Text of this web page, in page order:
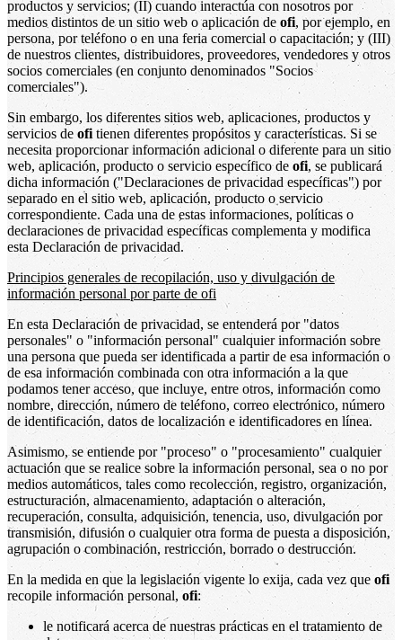
productos y servicios; (II) cuando interactúa con nosotros por
medios distintos de un sitio web o aplicación de ofi, por ejemplo, en
persona, por teléfono o en una feria comercial o capacitación; y (III)
de nuestros clientes, distribuidores, proveedores, vendedores y otros
socios comerciales (en conjunto denominados "Socios
comerciales").
Sin embargo, los diferentes sitios web, aplicaciones, productos y
servicios de ofi tienen diferentes propósitos y características. Si se
necesita proporcionar información adicional o diferente para un sitio
web, aplicación, producto o servicio específico de ofi, se publicará
dicha información ("Declaraciones de privacidad específicas") por
separado en el sitio web, aplicación, producto o servicio
correspondiente. Cada una de estas informaciones, políticas o
declaraciones de privacidad específicas complementa y modifica
esta Declaración de privacidad.
Principios generales de recopilación, uso y divulgación de
información personal por parte de ofi
En esta Declaración de privacidad, se entenderá por "datos
personales" o "información personal" cualquier información sobre
una persona que pueda ser identificada a partir de esa información o
de esa información combinada con otra información a la que
podamos tener acceso, que incluye, entre otros, información como
nombre, dirección, número de teléfono, correo electrónico, número
de identificación, datos de localización e identificadores en línea.
Asimismo, se entiende por "proceso" o "procesamiento" cualquier
actuación que se realice sobre la información personal, sea o no por
medios automáticos, tales como recolección, registro, organización,
estructuración, almacenamiento, adaptación o alteración,
recuperación, consulta, adquisición, tenencia, uso, divulgación por
transmisión, difusión o cualquier otra forma de puesta a disposición,
agrupación o combinación, restricción, borrado o destrucción.
En la medida en que la legislación vigente lo exija, cada vez que ofi
recopile información personal, ofi:
le notificará acerca de nuestras prácticas en el tratamiento de